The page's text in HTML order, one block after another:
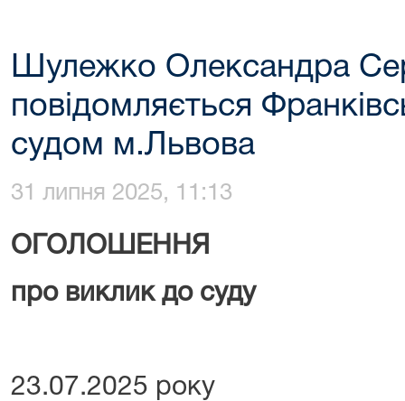
Шулежко Олександра
повідомляється
судом м.Львова
31 липня 2025, 11:13
ОГОЛОШЕННЯ
про виклик до суду
23.07.2025 року